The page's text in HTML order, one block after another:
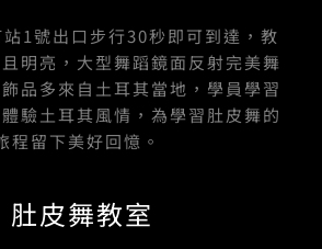
1號出口步行30秒即可到達，教
明亮，大型舞蹈鏡面反射完美舞
品多來自土耳其當地，學員學習
驗土耳其風情，為學習肚皮舞的
程留下美好回憶。
肚皮舞教室